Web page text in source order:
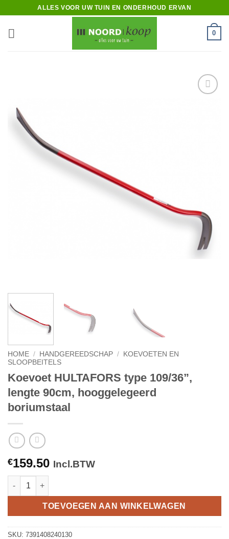
inhoud
ALLES VOOR UW TUIN EN ONDERHOUD ERVAN
0
HOME / HANDGEREEDSCHAP /
KOEVOETEN EN
SLOOPBEITELS
Koevoet HULTAFORS type 109/36”,
lengte 90cm, hooggelegeerd
boriumstaal
€159.50 Incl.BTW
Koevoet HULTAFORS type 109/36'', lengte 90cm,
TOEVOEGEN AAN WINKELWAGEN
SKU: 7391408240130